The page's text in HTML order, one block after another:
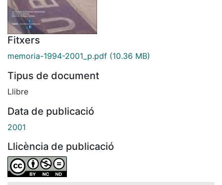
Fitxers
memoria-1994-2001_p.pdf (10.36 MB)
Tipus de document
Llibre
Data de publicació
2001
Llicència de publicació